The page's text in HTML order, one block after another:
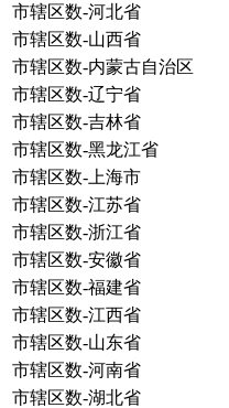
市辖区数-河北省
市辖区数-山西省
市辖区数-内蒙古自治区
市辖区数-辽宁省
市辖区数-吉林省
市辖区数-黑龙江省
市辖区数-上海市
市辖区数-江苏省
市辖区数-浙江省
市辖区数-安徽省
市辖区数-福建省
市辖区数-江西省
市辖区数-山东省
市辖区数-河南省
市辖区数-湖北省